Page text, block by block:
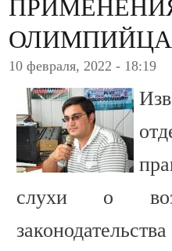
10 февраля, 2022 - 18:19
слухи о